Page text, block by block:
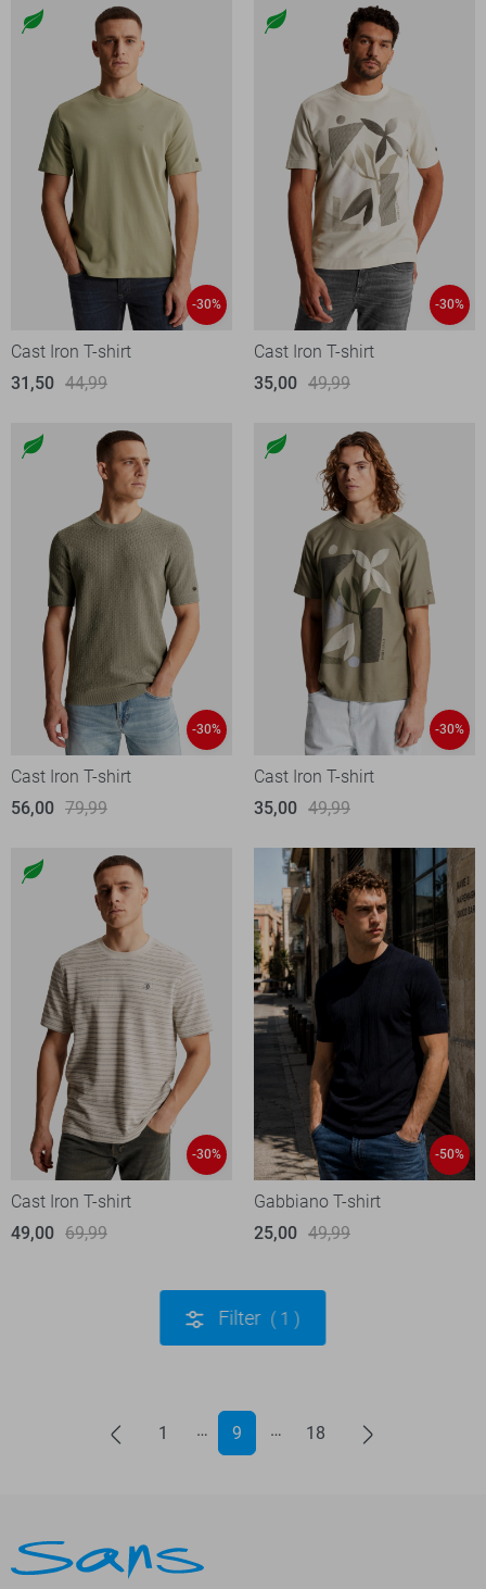
-30%
Cast Iron T-shirt
31,50 44,99
-30%
Cast Iron T-shirt
35,00 49,99
-30%
Cast Iron T-shirt
56,00 79,99
-30%
Cast Iron T-shirt
35,00 49,99
-30%
Cast Iron T-shirt
49,00 69,99
-50%
Gabbiano T-shirt
25,00 49,99
Filter 1
1 9 18